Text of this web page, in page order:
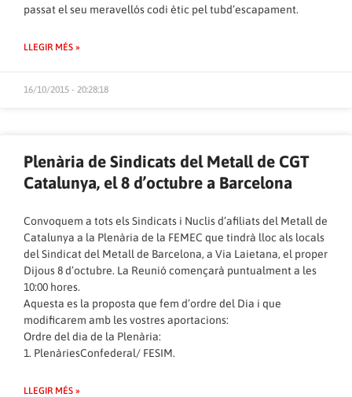
passat el seu meravellós codi ètic pel tubd’escapament.
LLEGIR MÉS »
16/10/2015 - 20:28:18
Plenària de Sindicats del Metall de CGT
Catalunya, el 8 d’octubre a Barcelona
Convoquem a tots els Sindicats i Nuclis d’afiliats del Metall de
Catalunya a la Plenària de la FEMEC que tindrà lloc als locals
del Sindicat del Metall de Barcelona, a Via Laietana, el proper
Dijous 8 d’octubre. La Reunió començarà puntualment a les
10:00 hores.
Aquesta es la proposta que fem d’ordre del Dia i que
modificarem amb les vostres aportacions:
Ordre del dia de la Plenària:
1. PlenàriesConfederal/ FESIM.
LLEGIR MÉS »